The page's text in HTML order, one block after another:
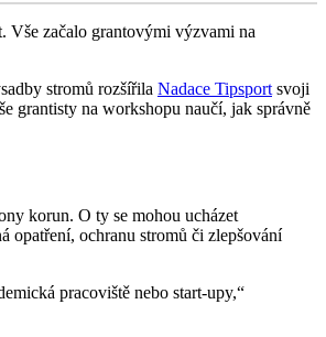
Vše začalo grantovými výzvami na
stromů rozšířila Nadace Tipsport svoji
grantisty na workshopu naučí, jak správně
korun. O ty se mohou ucházet
opatření, ochranu stromů či zlepšování
pracoviště nebo start-upy,“